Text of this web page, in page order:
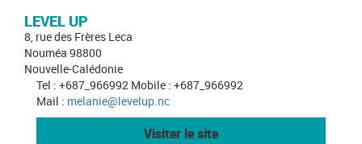
LEVEL UP
8, rue des Frères Leca
Nouméa 98800
Nouvelle-Calédonie
Tel : +687_966992 Mobile : +687_966992
Mail : melanie@levelup.nc
Visiter le site